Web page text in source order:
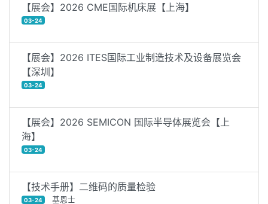
【展会】2026 CME国际机床展【上海】
03-24
【展会】2026 ITES国际工业制造技术及设备展览会
【深圳】
03-24
【展会】2026 SEMICON 国际半导体展览会【上
海】
03-24
【技术手册】二维码的质量检验
03-24 基恩士